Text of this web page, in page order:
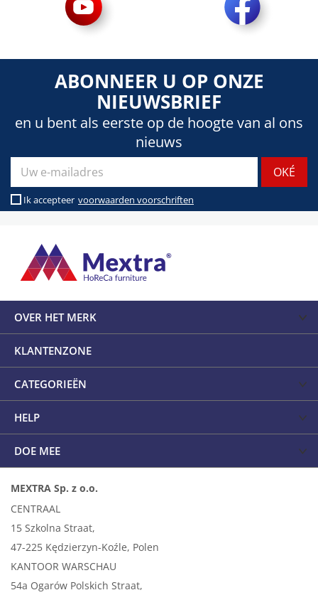
ABONNEER U OP ONZE
NIEUWSBRIEF
en u bent als eerste op de hoogte van al ons
nieuws
Ik accepteer voorwaarden voorschriften
OVER HET MERK
KLANTENZONE
CATEGORIEËN
HELP
DOE MEE
MEXTRA Sp. z o.o.
CENTRAAL
15 Szkolna Straat,
47-225 Kędzierzyn-Koźle, Polen
KANTOOR WARSCHAU
54a Ogarów Polskich Straat,